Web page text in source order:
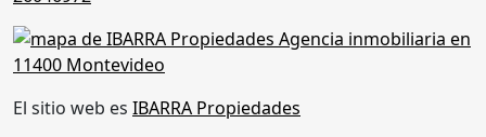
El sitio web es IBARRA Propiedades